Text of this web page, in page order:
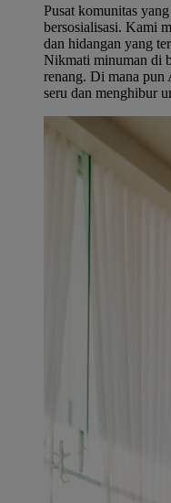
Pusat komunitas
bersosialisasi. Kami
dan hidangan yang
Nikmati minuman di
renang. Di mana pun
seru dan menghibur